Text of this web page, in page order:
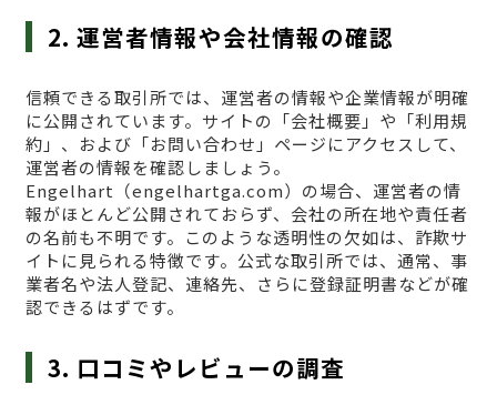
2. 運営者情報や会社情報の確認
信頼できる取引所では、運営者の情報や企業情報が明確
に公開されています。サイトの「会社概要」や「利用規
約」、および「お問い合わせ」ページにアクセスして、
運営者の情報を確認しましょう。
Engelhart（engelhartga.com）の場合、運営者の情
報がほとんど公開されておらず、会社の所在地や責任者
の名前も不明です。このような透明性の欠如は、詐欺サ
イトに見られる特徴です。公式な取引所では、通常、事
業者名や法人登記、連絡先、さらに登録証明書などが確
認できるはずです。
3. 口コミやレビューの調査